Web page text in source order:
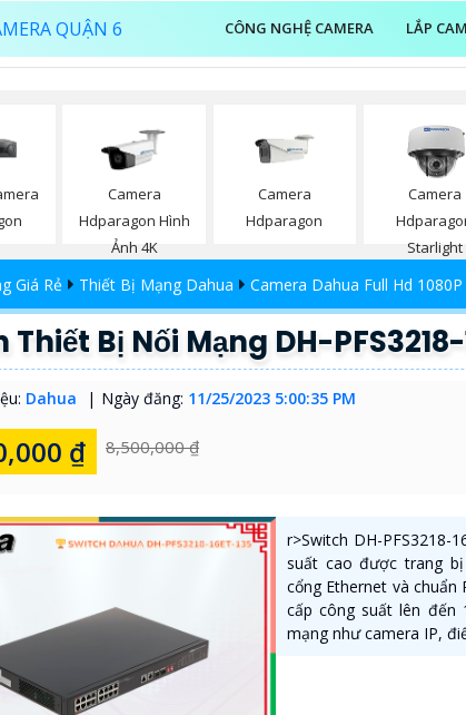
QUẬN 6 CÔNG NGHỆ CAMERA LẮP
Camera
Hdparagon Hình
Ảnh 4K
Camera
Hdparagon
Camera
Starlight
Giá Rẻ Thiết Bị Mạng Dahua Camera Dahua Full Hd 1080P
Bị Nối Mạng DH-PFS3218-
Dahua Ngày đăng: 11/25/2023 5:00:35 PM
₫ 8,500,000 ₫
r>Switch DH-PFS3218-
suất cao được trang
cổng Ethernet và chuẩn
cấp công suất lên đến
mạng như camera IP,